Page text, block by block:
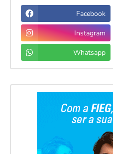
Facebook
Instagram
Whatsapp